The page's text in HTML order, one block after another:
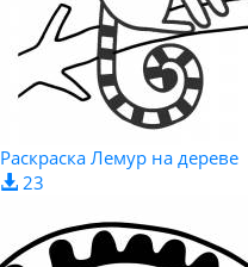
Раскраска Лемур на дереве
23